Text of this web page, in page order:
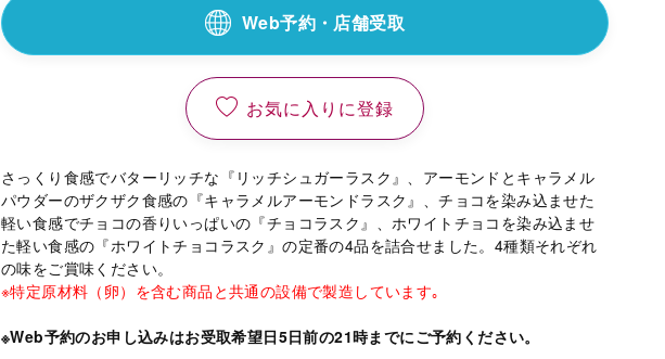
Web予約・店舗受取
お気に入りに登録
さっくり食感でバターリッチな『リッチシュガーラスク』、アーモンドとキャラメル
パウダーのザクザク食感の『キャラメルアーモンドラスク』、チョコを染み込ませた
軽い食感でチョコの香りいっぱいの『チョコラスク』、ホワイトチョコを染み込ませ
た軽い食感の『ホワイトチョコラスク』の定番の4品を詰合せました。4種類それぞれ
の味をご賞味ください。
※特定原材料（卵）を含む商品と共通の設備で製造しています｡
※Web予約のお申し込みはお受取希望日5日前の21時までにご予約ください。